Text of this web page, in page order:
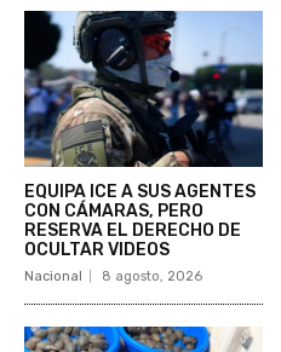
EQUIPA ICE A SUS AGENTES
CON CÁMARAS, PERO
RESERVA EL DERECHO DE
OCULTAR VIDEOS
Nacional 8 agosto, 2026